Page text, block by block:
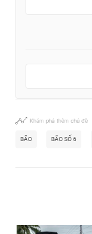
Khám phá thêm chủ đề
BÃO BÃO SỐ 6